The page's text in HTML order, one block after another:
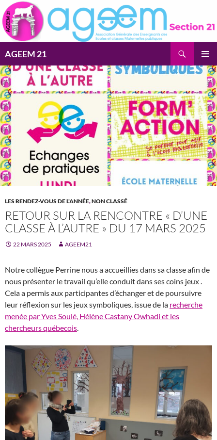
Aller
au
contenu
AGEEM 21
MENU
LES RENDEZ-VOUS DE L'ANNÉE,NON CLASSÉ
RETOUR SUR LA RENCONTRE « D’UNE
CLASSE À L’AUTRE » DU 17 MARS 2025
22 MARS 2025 AGEEM21
Notre collègue Perrine nous a accueillies dans sa classe afin de
nous présenter le travail qu’elle conduit dans ses coins jeux .
Cela a permis aux participantes d’échanger et de poursuivre
leur réflexion sur les jeux symboliques, issue de la recherche
menée par Yves Soulé, Hélène Castany Owhadi et les
chercheurs québecois